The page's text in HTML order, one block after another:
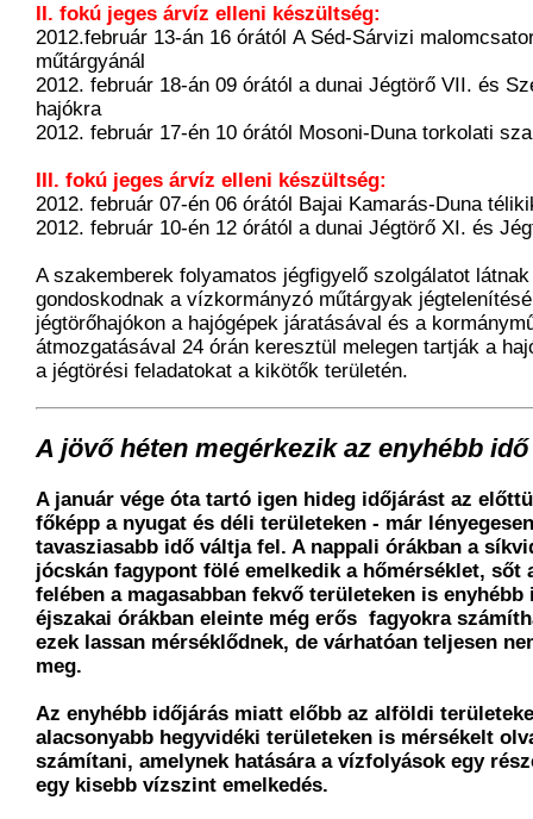
II. fokú jeges árvíz elleni készültség:
2012.február 13-án 16 órától A Séd-Sárvizi
műtárgyánál
2012. február 18-án 09 órától a dunai Jégtörő VII. és
hajókra
2012. február 17-én 10 órától Mosoni-Duna torkolati
III. fokú jeges árvíz elleni készültség:
2012. február 07-én 06 órától Bajai Kamarás-Duna
2012. február 10-én 12 órától a dunai Jégtörő XI. és
A szakemberek folyamatos jégfigyelő szolgálatot
gondoskodnak a vízkormányzó műtárgyak
jégtörőhajókon a hajógépek járatásával és a
átmozgatásával 24 órán keresztül melegen tartják a
a jégtörési feladatokat a kikötők területén.
A jövő héten megérkezik az enyhébb idő
A január vége óta tartó igen hideg időjárást az
főképp a nyugat és déli területeken - már
tavasziasabb idő váltja fel. A nappali órákban a
jócskán fagypont fölé emelkedik a hőmérséklet, sőt
felében a magasabban fekvő területeken is enyhébb
éjszakai órákban eleinte még erős fagyokra
ezek lassan mérséklődnek, de várhatóan teljesen
meg.
Az enyhébb időjárás miatt előbb az alföldi
alacsonyabb hegyvidéki területeken is mérsékelt
számítani, amelynek hatására a vízfolyások egy
egy kisebb vízszint emelkedés.